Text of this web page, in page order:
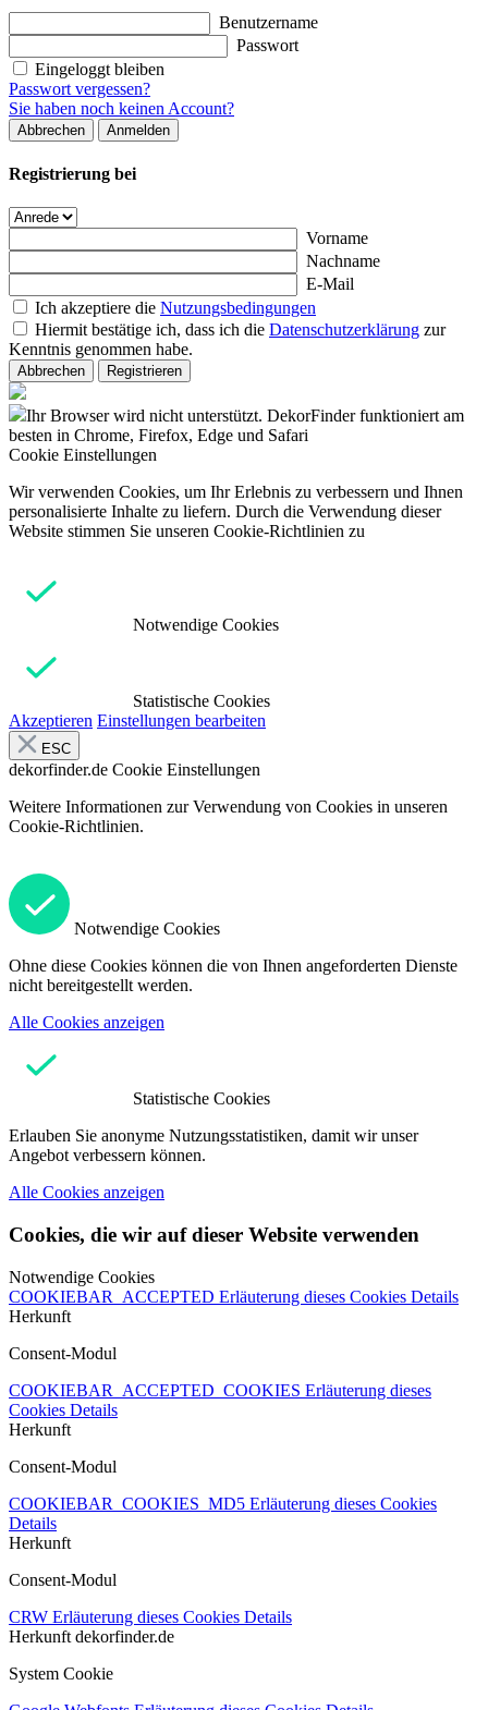
Benutzername
Passwort
Eingeloggt bleiben
Passwort vergessen?
Sie haben noch keinen Account?
Abbrechen Anmelden
Registrierung bei
Vorname
Nachname
E-Mail
Ich akzeptiere die Nutzungsbedingungen
Hiermit bestätige ich, dass ich die Datenschutzerklärung zur
Kenntnis genommen habe.
Abbrechen Registrieren
Ihr Browser wird nicht unterstützt. DekorFinder funktioniert am
besten in Chrome, Firefox, Edge und Safari
Cookie Einstellungen
Wir verwenden Cookies, um Ihr Erlebnis zu verbessern und Ihnen
personalisierte Inhalte zu liefern. Durch die Verwendung dieser
Website stimmen Sie unseren Cookie-Richtlinien zu
Notwendige Cookies
Statistische Cookies
Akzeptieren Einstellungen bearbeiten
ESC
dekorfinder.de Cookie Einstellungen
Weitere Informationen zur Verwendung von Cookies in unseren
Cookie-Richtlinien.
Notwendige Cookies
Ohne diese Cookies können die von Ihnen angeforderten Dienste
nicht bereitgestellt werden.
Alle Cookies anzeigen
Statistische Cookies
Erlauben Sie anonyme Nutzungsstatistiken, damit wir unser
Angebot verbessern können.
Alle Cookies anzeigen
Cookies, die wir auf dieser Website verwenden
Notwendige Cookies
COOKIEBAR_ACCEPTED Erläuterung dieses Cookies Details
Herkunft
Consent-Modul
COOKIEBAR_ACCEPTED_COOKIES Erläuterung dieses
Cookies Details
Herkunft
Consent-Modul
COOKIEBAR_COOKIES_MD5 Erläuterung dieses Cookies
Details
Herkunft
Consent-Modul
CRW Erläuterung dieses Cookies Details
Herkunft dekorfinder.de
System Cookie